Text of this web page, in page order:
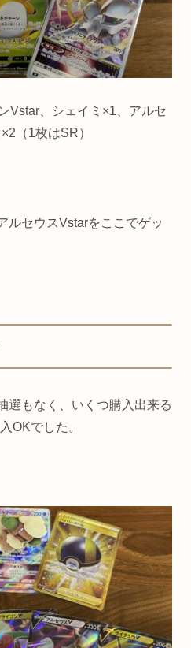
Vstar、シェイミ×1、アルセ
（1枚はSR）
ルセウスVstarをここでゲッ
選もなく、いくつ購入出来る
OKでした。